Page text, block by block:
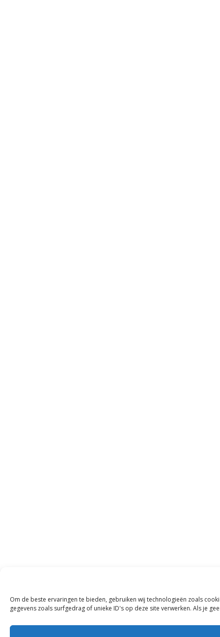
Om de beste ervaringen te bieden, gebruiken wij technologieën zoals
gegevens zoals surfgedrag of unieke ID's op deze site verwerken. Als je